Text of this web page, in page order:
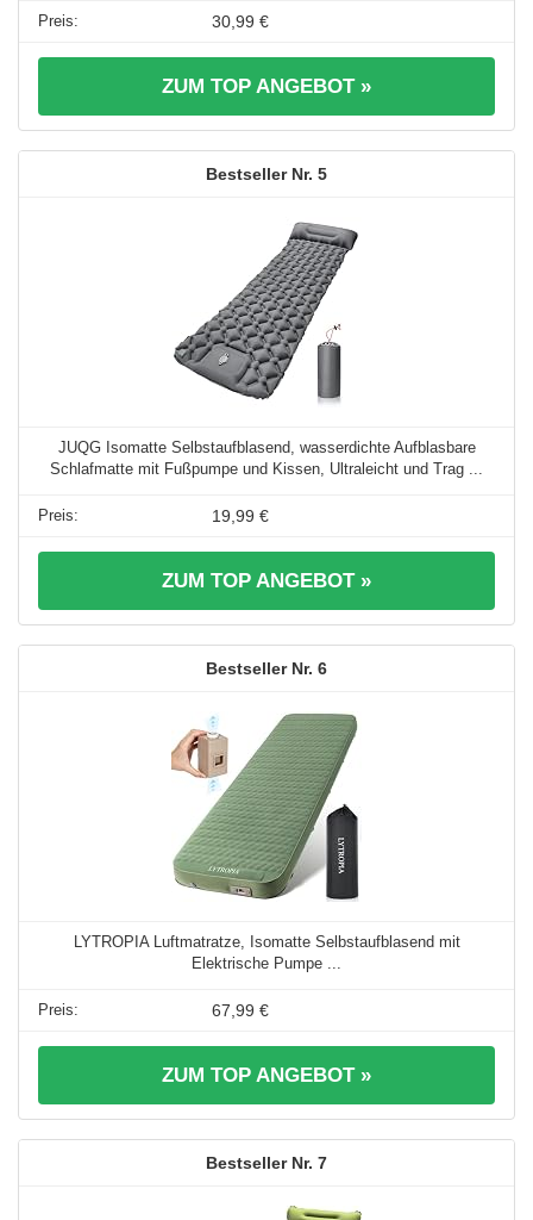
30,99 €
ZUM TOP ANGEBOT »
5
JUQG Isomatte Selbstaufblasend, wasserdichte Aufblasbare
Schlafmatte mit Fußpumpe und Kissen, Ultraleicht und Trag ...
19,99 €
ZUM TOP ANGEBOT »
6
LYTROPIA Luftmatratze, Isomatte Selbstaufblasend mit
Elektrische Pumpe ...
67,99 €
ZUM TOP ANGEBOT »
7